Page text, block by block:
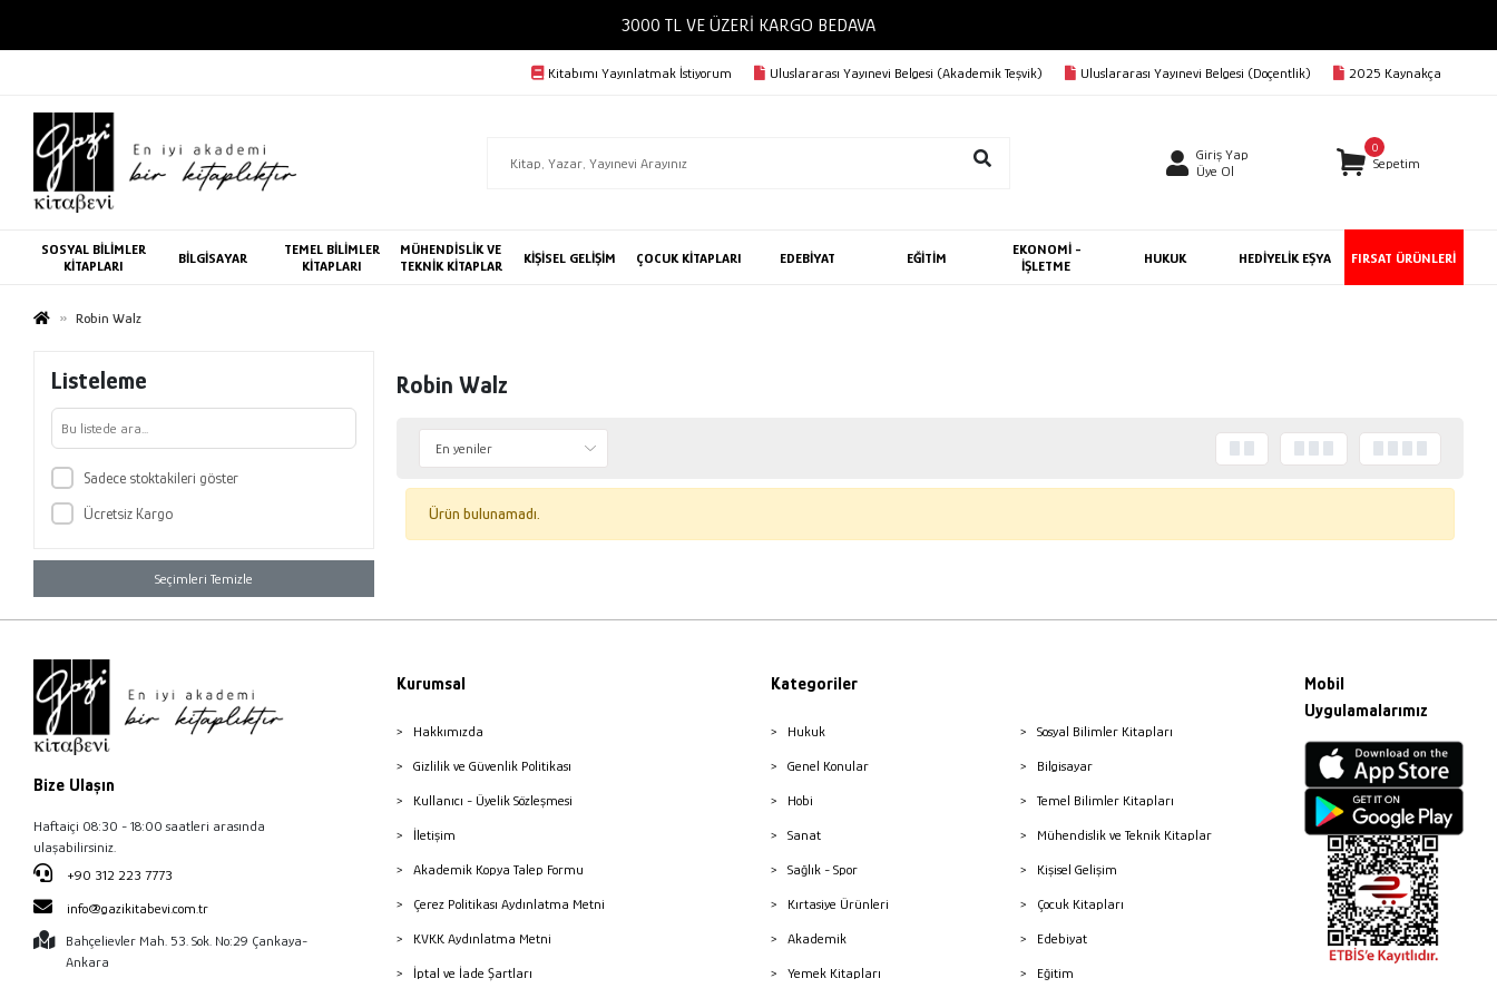
3000 TL VE ÜZERİ KARGO BEDAVA
Kitabımı Yayınlatmak İstiyorum Uluslararası Yayınevi Belgesi (Akademik Teşvik) Uluslararası Yayınevi Belgesi (Doçentlik) 2025 Kaynakça
Giriş Yap
Üye Ol
0
Sepetim
SOSYAL BİLİMLER
KİTAPLARI
BİLGİSAYAR
TEMEL BİLİMLER
KİTAPLARI
MÜHENDİSLİK VE
TEKNİK KİTAPLAR
KİŞİSEL GELİŞİM ÇOCUK KİTAPLARI EDEBİYAT EĞİTİM
EKONOMİ -
İŞLETME
HUKUK HEDİYELİK EŞYA FIRSAT ÜRÜNLERİ
Robin Walz
Listeleme
Sadece stoktakileri göster
Ücretsiz Kargo
Seçimleri Temizle
Robin Walz
Ürün bulunamadı.
Bize Ulaşın
Haftaiçi 08:30 - 18:00 saatleri arasında
ulaşabilirsiniz.
+90 312 223 7773
info@gazikitabevi.com.tr
Bahçelievler Mah. 53. Sok. No:29 Çankaya-
Ankara
Kurumsal
Hakkımızda
Gizlilik ve Güvenlik Politikası
Kullanıcı - Üyelik Sözleşmesi
İletişim
Akademik Kopya Talep Formu
Çerez Politikası Aydınlatma Metni
KVKK Aydınlatma Metni
İptal ve İade Şartları
Kategoriler
Hukuk
Genel Konular
Hobi
Sanat
Sağlık - Spor
Kırtasiye Ürünleri
Akademik
Yemek Kitapları
Sosyal Bilimler Kitapları
Bilgisayar
Temel Bilimler Kitapları
Mühendislik ve Teknik Kitaplar
Kişisel Gelişim
Çocuk Kitapları
Edebiyat
Eğitim
Mobil
Uygulamalarımız